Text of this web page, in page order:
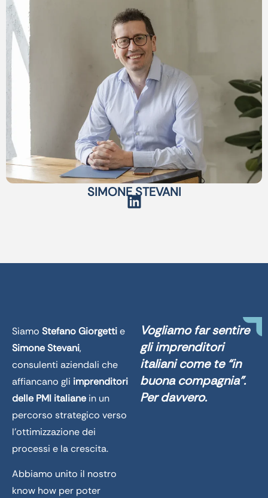
SIMONE STEVANI
Vogliamo far sentire
gli imprenditori
italiani come te “in
buona compagnia”.
Per davvero.
Siamo Stefano Giorgettie
Simone Stevani,
consulenti aziendali che
affiancano gli imprenditori
delle PMI italiane in un
percorso strategico verso
l’ottimizzazione dei
processi e la crescita.
Abbiamo unito il nostro
know how per poter